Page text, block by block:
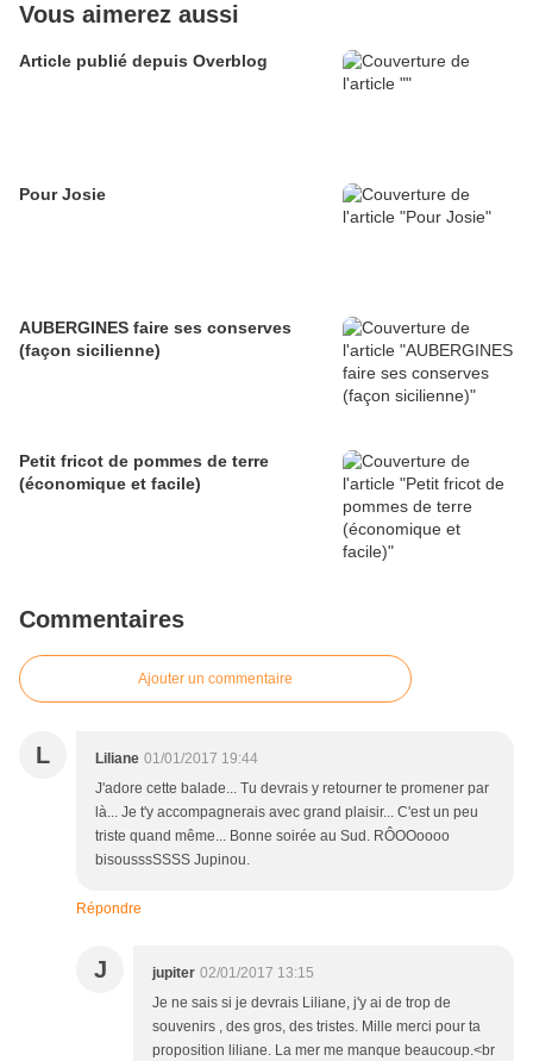
Vous aimerez aussi
Article publié depuis Overblog
Pour Josie
AUBERGINES faire ses conserves
(façon sicilienne)
Petit fricot de pommes de terre
(économique et facile)
Commentaires
Ajouter un commentaire
L Liliane 01/01/2017 19:44
J'adore cette balade... Tu devrais y retourner te promener par
là... Je t'y accompagnerais avec grand plaisir... C'est un peu
triste quand même... Bonne soirée au Sud. RÔOOoooo
bisousssSSSS Jupinou.
Répondre
J jupiter 02/01/2017 13:15
Je ne sais si je devrais Liliane, j'y ai de trop de
souvenirs , des gros, des tristes. Mille merci pour ta
proposition liliane. La mer me manque beaucoup.<br